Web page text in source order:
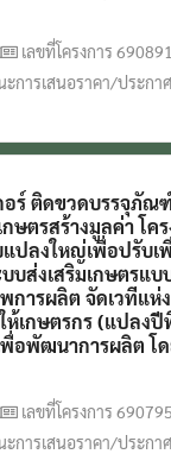
เลขที่โครงการ
การเสนอราคา/ประกา
อร์ ติดขวดบรรจุภัณ
ษตรสร้างมูลค่า โค
แปลงใหญ่เพื่อปรับ
บส่งเสริมเกษตรแ
ารผลิต จัดเวทีแห่ง
ห้เกษตรกร (แปลง
พื่อพัฒนาการผลิต โ
เลขที่โครงการ
การเสนอราคา/ประกา